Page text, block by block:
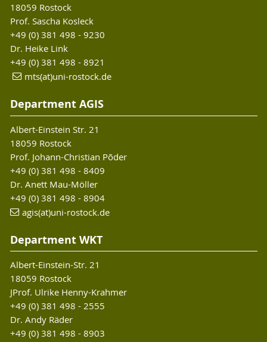
18059 Rostock
Prof. Sascha Kosleck
+49 (0) 381 498 - 9230
Dr. Heike Link
+49 (0) 381 498 - 8921
mts(at)uni-rostock.de
Department AGIS
Albert-Einstein Str. 21
18059 Rostock
Prof. Johann-Christian Põder
+49 (0) 381 498 - 8409
Dr. Anett Mau-Möller
+49 (0) 381 498 - 8904
agis(at)uni-rostock.de
Department WKT
Albert-Einstein-Str. 21
18059 Rostock
JProf. Ulrike Henny-Krahmer
+49 (0) 381 498 - 2555
Dr. Andy Räder
+49 (0) 381 498 - 8903